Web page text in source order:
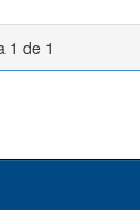
1 de 1